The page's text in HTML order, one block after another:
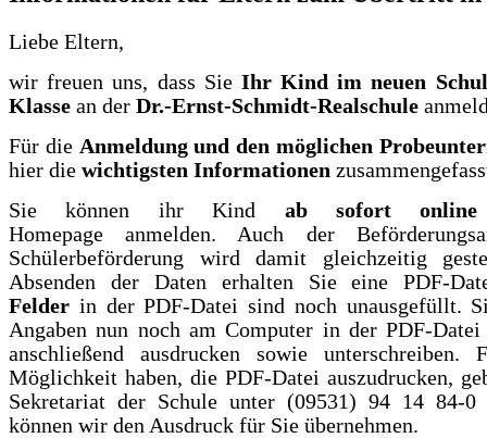
Liebe Eltern,
wir freuen uns, dass Sie Ihr Kind im neuen
Klasse an der Dr.-Ernst-Schmidt-Realschule
Für die Anmeldung und den möglichen
hier die wichtigsten Informationen
Sie können ihr Kind ab sofort online
Homepageanmelden. Auch der
Schülerbeförderung wird damit gleichzeitig
Absenden der Daten erhalten Sie eine PDF-
Felder in der PDF-Datei sind noch unausgefüllt.
Angaben nun noch am Computer in der PDF-Datei
anschließend ausdrucken sowie unterschreiben.
Möglichkeit haben, die PDF-Datei auszudrucken,
Sekretariat der Schule unter (09531) 94 14 84-0
können wir den Ausdruck für Sie übernehmen.